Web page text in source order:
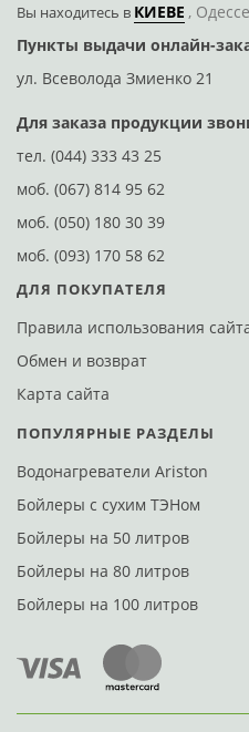
Вы находитесь в КИЕВЕ Одессе
Пункты выдачи онлайн-
ул. Всеволода Змиенко 21
Для заказа продукции
тел. (044) 333 43 25
моб. (067) 814 95 62
моб. (050) 180 30 39
моб. (093) 170 58 62
ДЛЯ ПОКУПАТЕЛЯ
Правила использования
Обмен и возврат
Карта сайта
ПОПУЛЯРНЫЕ РАЗДЕЛЫ
Водонагреватели Ariston
Бойлеры с сухим ТЭНом
Бойлеры на 50 литров
Бойлеры на 80 литров
Бойлеры на 100 литров